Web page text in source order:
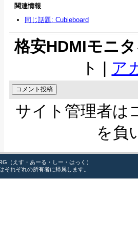
関連情報
同じ話題: Cubieboard
格安HDMIモニ
ト | ア
サイト管理者は
を負
（えす・あーる・しー・はっく）
それぞれの所有者に帰属します。